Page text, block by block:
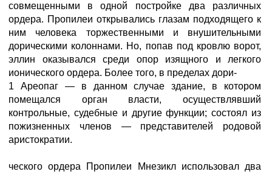
совмещенными в одной постройке два различных
ордера. Пропилеи открывались глазам подходящего к
ним человека торжественными и внушительными
дорическими колоннами. Но, попав под кровлю ворот,
эллин оказывался среди опор изящного и легкого
ионического ордера. Более того, в пределах дори-
1 Ареопаг — в данном случае здание, в котором
помещался орган власти, осуществлявший
контрольные, судебные и другие функции; состоял из
пожизненных членов — представителей родовой
аристократии.
ческого ордера Пропилеи Мнезикл использовал два